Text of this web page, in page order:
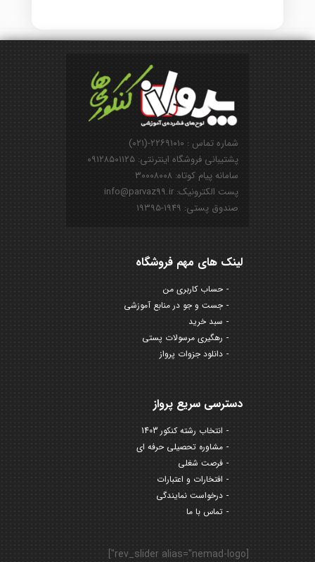
شماره تماس : ۲۲۶۹۱۰۱۰-(۰۲۱)
پشتیبانی فروشگاه اینترنتی: ۰۹۱۲۸۵۰۱۱۲۵
سامانه پیام کوتاه: ۳۰۰۰۸۰۰۸
پست الکترونیک: info@parvaz99.ir
صندوق پستی: ۱۹۴۹-۱۹۳۹۵
لینک های مهم فروشگاه
حساب کاربری من
جست و جو در منابع آموزشی
سبد خرید
رهگیری مرسولات پستی
دانلود جزوات پرواز
دسترسی سریع پرواز
انتخاب رشته کنکور 1403
مشاوره تحصیلی حرفه ای
فرصت شغلی
افتخارات و اعتبارات
درخواست نمایندگی
تماس با ما
[rev_slider alias="nemad-logo"]